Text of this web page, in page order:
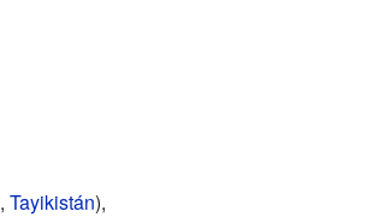
, Tayikistán),